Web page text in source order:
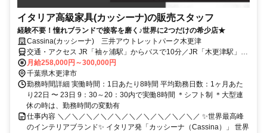
イタリア高級家具(カッシーナ)の販売スタッフ
経験不要！憧れブランドで接客を磨く♪世界に2つだけの希少店★
Cassina(カッシーナ) 三井アウトレットパーク木更津
交通・アクセス JR「袖ヶ浦駅」からバスで10分／JR「木更津駅」か
らバスで20分 ★車・バイク通勤OK
月給258,000円～300,000円
千葉県木更津市
勤務時間詳細 実働時間：1日あたり8時間 平均勤務日数：1ヶ月あた
り22日 〜 23日 9：30～20：30内で実働8時間 ＊シフト制 ＊大型連
休の時は、勤務時間の変動有
仕事内容 ＼／＼／＼／＼／＼／＼／＼／＼／＼／＼／ ✨世界最高峰
のインテリアブランド✨ イタリア発「カッシーナ（Cassina）」 世界